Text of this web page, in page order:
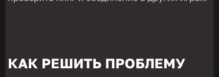
КАК РЕШИТЬ ПРОБЛЕМУ